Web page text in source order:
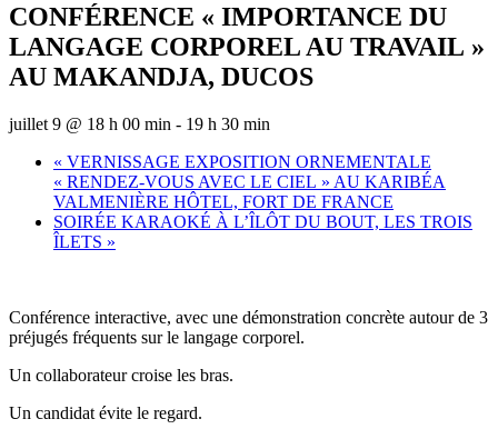
CONFÉRENCE « IMPORTANCE DU
LANGAGE CORPOREL AU TRAVAIL »
AU MAKANDJA, DUCOS
juillet 9 @ 18 h 00 min - 19 h 30 min
« VERNISSAGE EXPOSITION ORNEMENTALE
« RENDEZ-VOUS AVEC LE CIEL » AU KARIBÉA
VALMENIÈRE HÔTEL, FORT DE FRANCE
SOIRÉE KARAOKÉ À L’ÎLÔT DU BOUT, LES TROIS
ÎLETS »
Conférence interactive, avec une démonstration concrète autour de 3
préjugés fréquents sur le langage corporel.
Un collaborateur croise les bras.
Un candidat évite le regard.